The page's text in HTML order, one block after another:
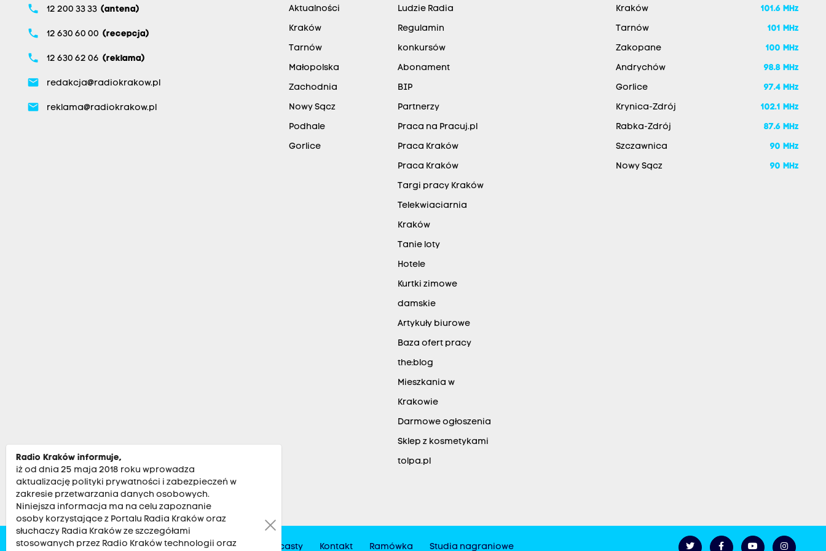
phone 12 200 33 33 (antena)
phone 12 630 60 00 (recepcja)
phone 12 630 62 06 (reklama)
email redakcja@radiokrakow.pl
email reklama@radiokrakow.pl
Aktualności
Kraków
Tarnów
Małopolska
Zachodnia
Nowy Sącz
Podhale
Gorlice
Ludzie Radia
Regulamin
konkursów
Abonament
BIP
Partnerzy
Praca na Pracuj.pl
Praca Kraków
Praca Kraków
Targi pracy Kraków
Telekwiaciarnia
Kraków
Tanie loty
Hotele
Kurtki zimowe
damskie
Artykuły biurowe
Baza ofert pracy
the:blog
Mieszkania w
Krakowie
Darmowe ogłoszenia
Sklep z kosmetykami
tolpa.pl
Kraków 101.6 MHz
Tarnów 101 MHz
Zakopane 100 MHz
Andrychów 98.8 MHz
Gorlice 97.4 MHz
Krynica-Zdrój 102.1 MHz
Rabka-Zdrój 87.6 MHz
Szczawnica 90 MHz
Nowy Sącz 90 MHz
Zobacz Kultura Sport Muzyka Audycje Podcasty Kontakt Ramówka Studia nagraniowe
Radio Kraków informuje,
iż od dnia 25 maja 2018 roku wprowadza
aktualizację polityki prywatności i zabezpieczeń w
zakresie przetwarzania danych osobowych.
Niniejsza informacja ma na celu zapoznanie
osoby korzystające z Portalu Radia Kraków oraz
słuchaczy Radia Kraków ze szczegółami
stosowanych przez Radio Kraków technologii oraz